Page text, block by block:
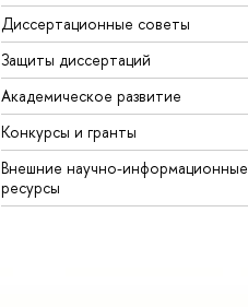
Диссертационные советы
Защиты диссертаций
Академическое развитие
Конкурсы и гранты
Внешние научно-информационные
ресурсы